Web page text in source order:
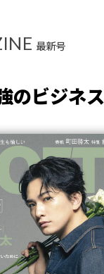
最新号
のビジネ